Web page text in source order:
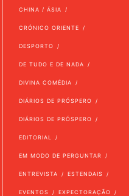
CHINA / ÁSIA
CRÓNICO ORIENTE
DESPORTO
DE TUDO E DE NADA
DIVINA COMÉDIA
DIÁRIOS DE PRÓSPERO
DIÁRIOS DE PRÓSPERO
EDITORIAL
EM MODO DE PERGUNTAR
ENTREVISTA ESTENDAIS
EVENTOS EXPECTORAÇÃO